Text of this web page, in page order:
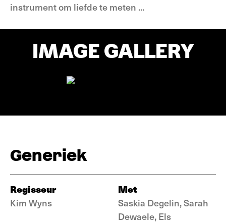
instrument om liefde te meten ...
IMAGE GALLERY
Generiek
Regisseur
Kim Wyns
Met
Saskia Degelin, Sarah
Dewaele, Els